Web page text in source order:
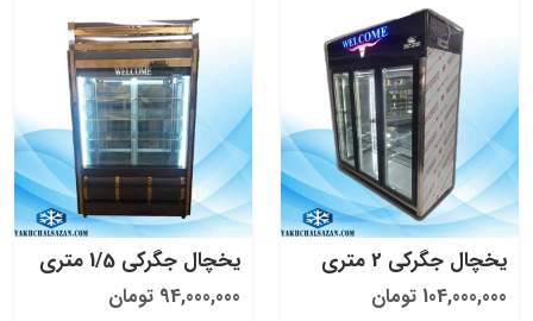
یخچال جگرکی 2 متری
104,000,000 تومان
یخچال جگرکی 1/5 متری
94,000,000 تومان